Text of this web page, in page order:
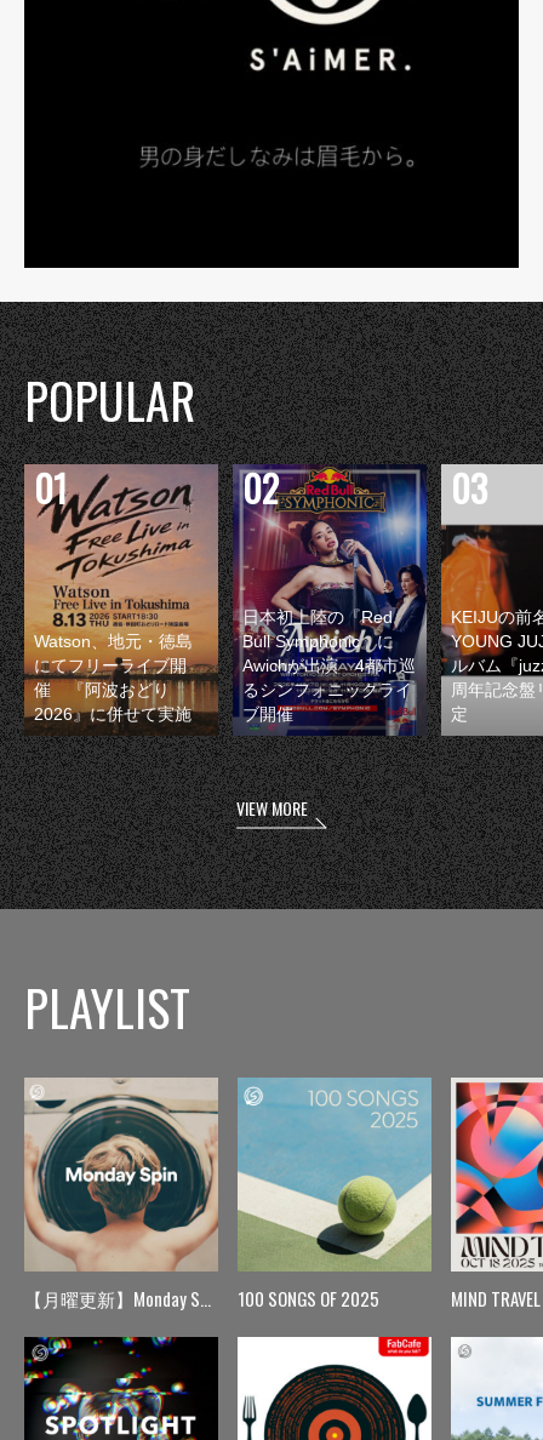
POPULAR
Watson、地元・徳島
にてフリーライブ開
催 『阿波おどり
2026』に併せて実施
日本初上陸の『Red
Bull Symphonic』に
Awichが出演 4都市巡
るシンフォニックライ
ブ開催
KEIJUの前
YOUNG
ルバム『
周年記念盤
定
VIEW MORE
PLAYLIST
【月曜更新】Monday Spin 100 SONGS OF 2025 MIND TRAVEL